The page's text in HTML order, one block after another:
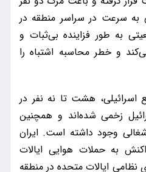
سرعت در سراسر منطقه در
به طور فزاینده بی‌ثبات و
و خطر محاسبه اشتباه را
اسرائیلی، هشت تا نه نفر در
زخمی شده‌اند و همچنین
وجود داشته است. ایران
به حملات هوایی ایالات
نظامی ایالات متحده در منطقه